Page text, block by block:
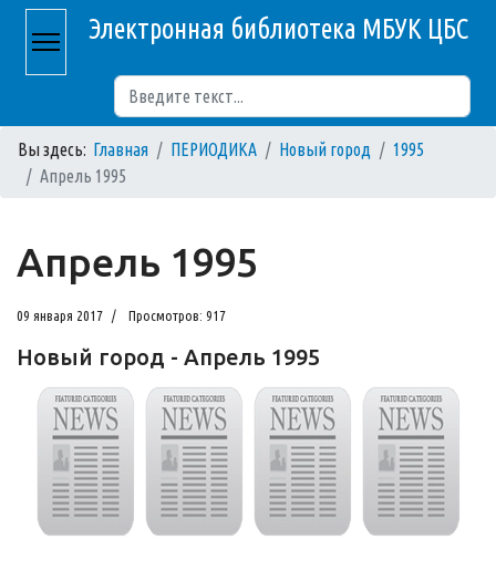
Электронная библиотека МБУК ЦБС
Вы здесь: Главная ПЕРИОДИКА Новый город
1995
Апрель 1995
Апрель 1995
09 января 2017 Просмотров: 917
Новый город - Апрель 1995